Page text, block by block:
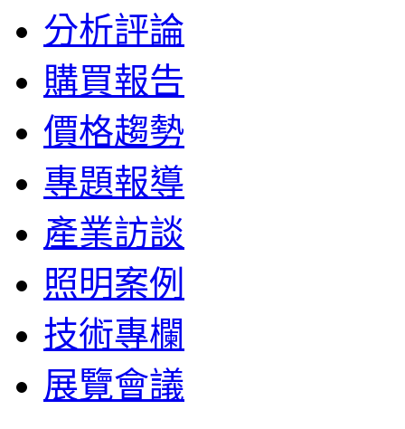
分析評論
購買報告
價格趨勢
專題報導
產業訪談
照明案例
技術專欄
展覽會議